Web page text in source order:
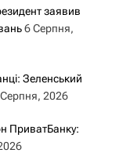
заявив
6 Серпня,
Зеленський
2026
ПриватБанку: